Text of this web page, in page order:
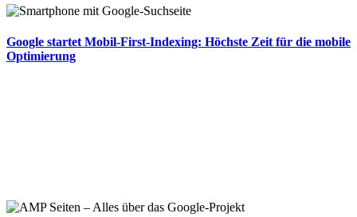
Google startet Mobil-First-Indexing: Höchste Zeit für die mobile
Optimierung